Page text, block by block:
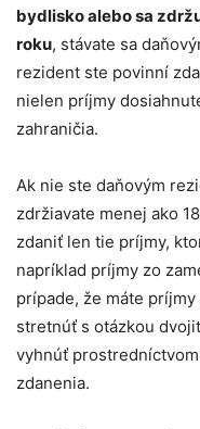
bydlisko alebo sa
roku, stávate sa
rezident ste povinní
nielen príjmy
zahraničia.
Ak nie ste daňovým
zdržiavate menej ako
zdaniť len tie príjmy,
napríklad príjmy zo
prípade, že máte
stretnúť s otázkou
vyhnúť
zdanenia.